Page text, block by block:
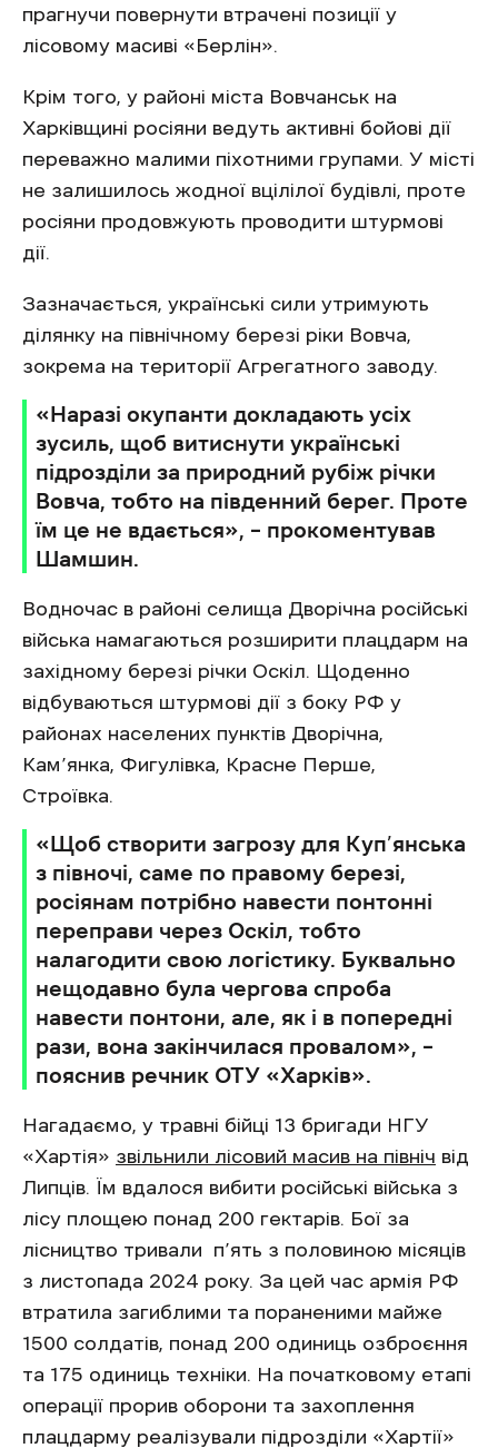
прагнучи повернути втрачені позиції у
лісовому масиві «Берлін».
Крім того, у районі міста Вовчанськ на
Харківщині росіяни ведуть активні бойові дії
переважно малими піхотними групами. У місті
не залишилось жодної вцілілої будівлі, проте
росіяни продовжують проводити штурмові
дії.
Зазначається, українські сили утримують
ділянку на північному березі ріки Вовча,
зокрема на території Агрегатного заводу.
«Наразі окупанти докладають усіх
зусиль, щоб витиснути українські
підрозділи за природний рубіж річки
Вовча, тобто на південний берег. Проте
їм це не вдається», – прокоментував
Шамшин.
Водночас в районі селища Дворічна російські
війська намагаються розширити плацдарм на
західному березі річки Оскіл. Щоденно
відбуваються штурмові дії з боку РФ у
районах населених пунктів Дворічна,
Кам’янка, Фигулівка, Красне Перше,
Строївка.
«Щоб створити загрозу для Куп’янська
з півночі, саме по правому березі,
росіянам потрібно навести понтонні
переправи через Оскіл, тобто
налагодити свою логістику. Буквально
нещодавно була чергова спроба
навести понтони, але, як і в попередні
рази, вона закінчилася провалом», –
пояснив речник ОТУ «Харків».
Нагадаємо, у травні бійці 13 бригади НГУ
«Хартія» звільнили лісовий масив на північ від
Липців. Їм вдалося вибити російські війська з
лісу площею понад 200 гектарів. Бої за
лісництво тривали п’ять з половиною місяців
з листопада 2024 року. За цей час армія РФ
втратила загиблими та пораненими майже
1500 солдатів, понад 200 одиниць озброєння
та 175 одиниць техніки. На початковому етапі
операції прорив оборони та захоплення
плацдарму реалізували підрозділи «Хартії»